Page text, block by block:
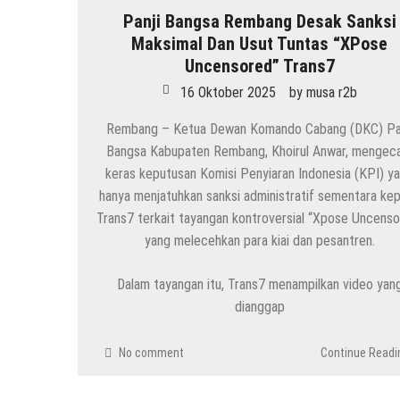
HEADLINE
Inilah 16 Lokasi Sasaran MBG Dari SPPG
7 Agustus 2026 bymusa r2b
Gaung Tolak MBG Mencuat, Begini
6 Agustus 2026 bymusa r2b
HEADLINE
Pria Asli Rembang Masuk Staf Kepelatihan
6 Agustus 2026 bymusa r2b
HEADLINE
Masih Buka Atau Tutup ?? Nasib Dapur
Panji Bangsa Rembang Desak Sanksi
Maksimal Dan Usut Tuntas “XPose
Uncensored” Trans7
16 Oktober 2025 by musa r2b
Rembang – Ketua Dewan Komando Cabang (DKC)
Bangsa Kabupaten Rembang, Khoirul Anwar,
keras keputusan Komisi Penyiaran Indonesia (KPI)
hanya menjatuhkan sanksi administratif sementara
Trans7 terkait tayangan kontroversial “Xpose
yang melecehkan para kiai dan pesantren.
Dalam tayangan itu, Trans7 menampilkan video
dianggap
No comment Continue